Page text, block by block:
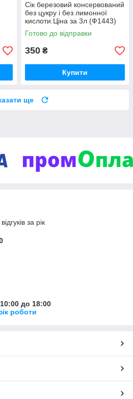
Сік березовий консервований
без цукру і без лимонної
кислоти.Ціна за 3л (Ф1443)
Готово до відправки
350 ₴
Купити
ще
за рік
до 18:00
роботи